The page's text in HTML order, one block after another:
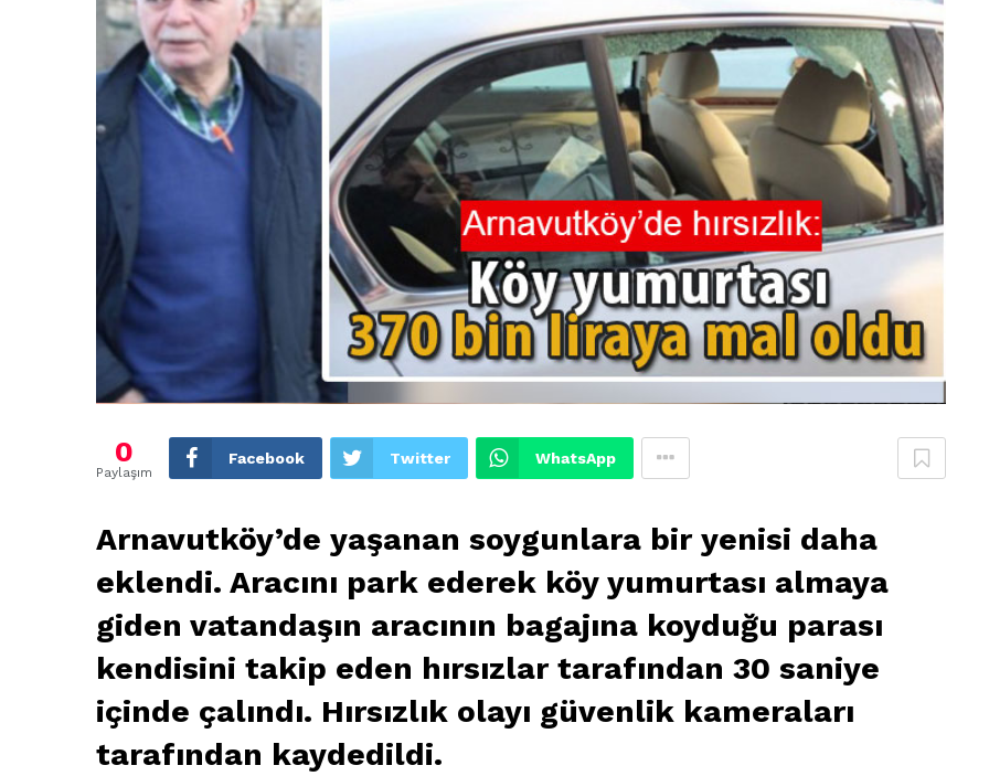
0
Paylaşım
Facebook Twitter WhatsApp
Arnavutköy’de yaşanan soygunlara bir yenisi daha
eklendi. Aracını park ederek köy yumurtası almaya
giden vatandaşın aracının bagajına koyduğu parası
kendisini takip eden hırsızlar tarafından 30 saniye
içinde çalındı. Hırsızlık olayı güvenlik kameraları
tarafından kaydedildi.